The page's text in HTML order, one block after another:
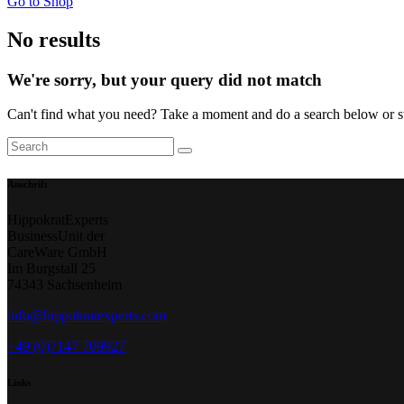
No results
We're sorry, but your query did not match
Can't find what you need? Take a moment and do a search below or
info@hippokratexperts.com
+49 (0)7147 709927